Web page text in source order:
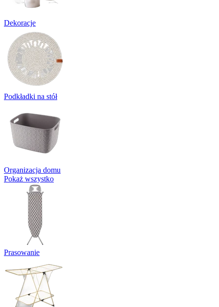
Dekoracje
Podkładki na stół
Organizacja domu
Pokaż wszystko
Prasowanie